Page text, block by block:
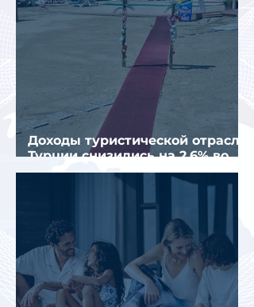
Доходы туристической отрасли
Турции снизились на 2,6% во
втором квартале 2026 года